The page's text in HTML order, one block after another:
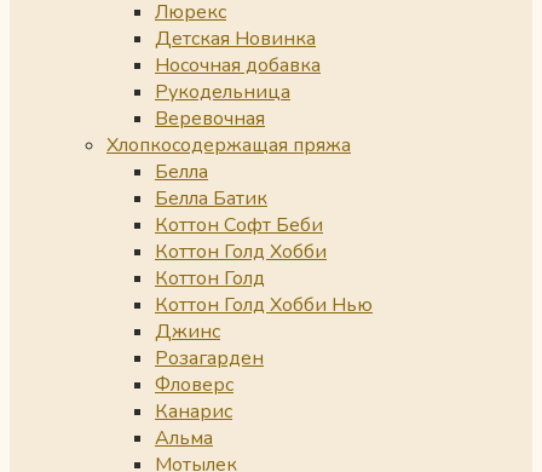
Люрекс
Детская Новинка
Носочная добавка
Рукодельница
Веревочная
Хлопкосодержащая пряжа
Белла
Белла Батик
Коттон Софт Беби
Коттон Голд Хобби
Коттон Голд
Коттон Голд Хобби Нью
Джинс
Розагарден
Фловерс
Канарис
Альма
Мотылек